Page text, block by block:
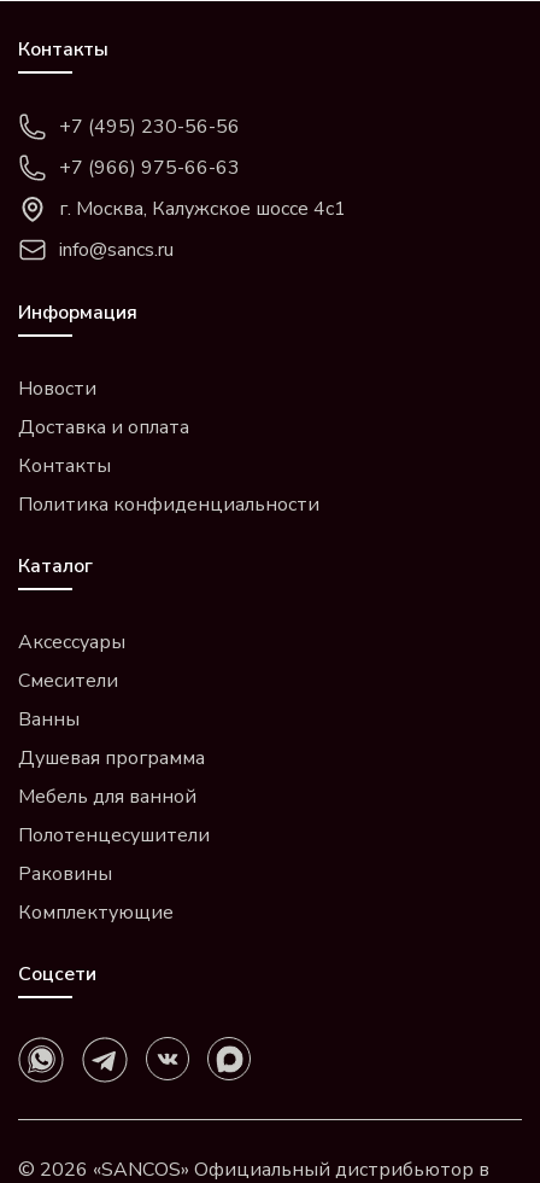
Контакты
+7 (495) 230-56-56
+7 (966) 975-66-63
г. Москва, Калужское шоссе 4с1
info@sancs.ru
Информация
Новости
Доставка и оплата
Контакты
Политика конфиденциальности
Каталог
Аксессуары
Смесители
Ванны
Душевая программа
Мебель для ванной
Полотенцесушители
Раковины
Комплектующие
Соцсети
© 2026 «SANCOS» Официальный дистрибьютор в